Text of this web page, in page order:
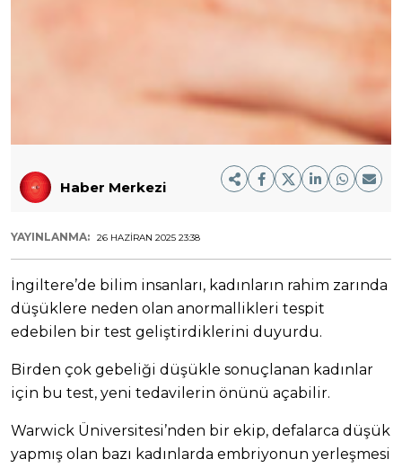
Haber Merkezi
YAYINLANMA: 26 HAZIRAN 2025 23:38
İngiltere’de bilim insanları, kadınların rahim zarında
düşüklere neden olan anormallikleri tespit
edebilen bir test geliştirdiklerini duyurdu.
Birden çok gebeliği düşükle sonuçlanan kadınlar
için bu test, yeni tedavilerin önünü açabilir.
Warwick Üniversitesi’nden bir ekip, defalarca düşük
yapmış olan bazı kadınlarda embriyonun yerleşmesi